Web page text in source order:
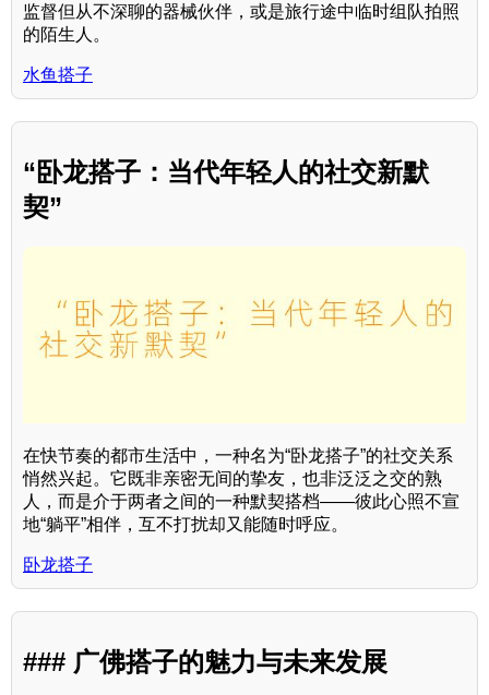
监督但从不深聊的器械伙伴，或是旅行途中临时组队拍照
的陌生人。
水鱼搭子
“卧龙搭子：当代年轻人的社交新默
契”
在快节奏的都市生活中，一种名为“卧龙搭子”的社交关系
悄然兴起。它既非亲密无间的挚友，也非泛泛之交的熟
人，而是介于两者之间的一种默契搭档——彼此心照不宣
地“躺平”相伴，互不打扰却又能随时呼应。
卧龙搭子
### 广佛搭子的魅力与未来发展